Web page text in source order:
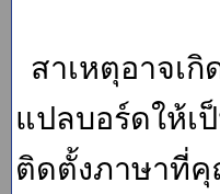
สาเหตุอาจเ
แปลบอร์ดให้เ
ติดตั้งภาษาที่คุ